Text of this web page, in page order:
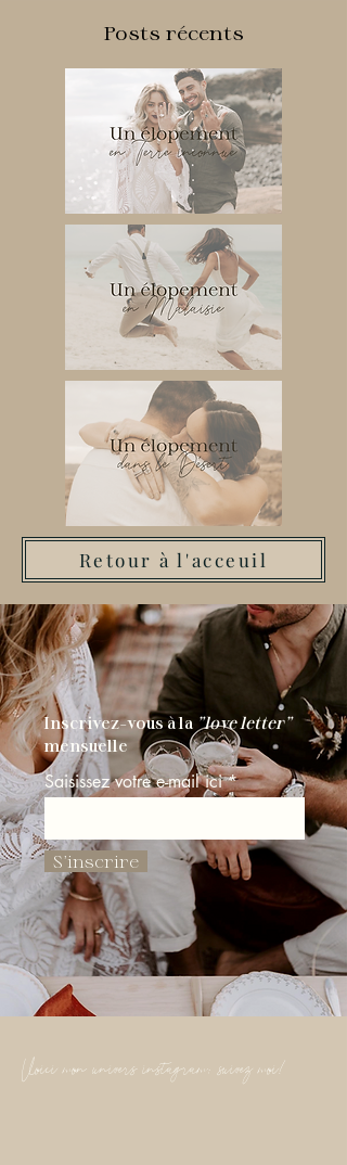
Posts récents
Retour à l'acceuil
Inscrivez-vous à la "love letter"
mensuelle
Saisissez votre e-mail ici
S'inscrire
Voici mon univers instagram: suivez moi!